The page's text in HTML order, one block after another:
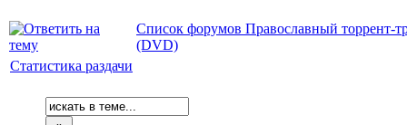
Список форумов Православный торрент-
(DVD)
Статистика раздачи